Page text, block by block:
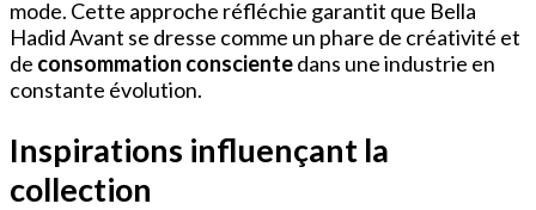
mode. Cette approche réfléchie garantit que Bella
Hadid Avant se dresse comme un phare de créativité et
de consommation conscientedans une industrie en
constante évolution.
Inspirations influençant la
collection